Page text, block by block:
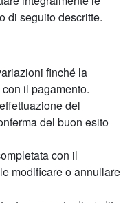
di seguito descritte.
finché la
il pagamento.
del
del buon esito
con il
modificare o annullare